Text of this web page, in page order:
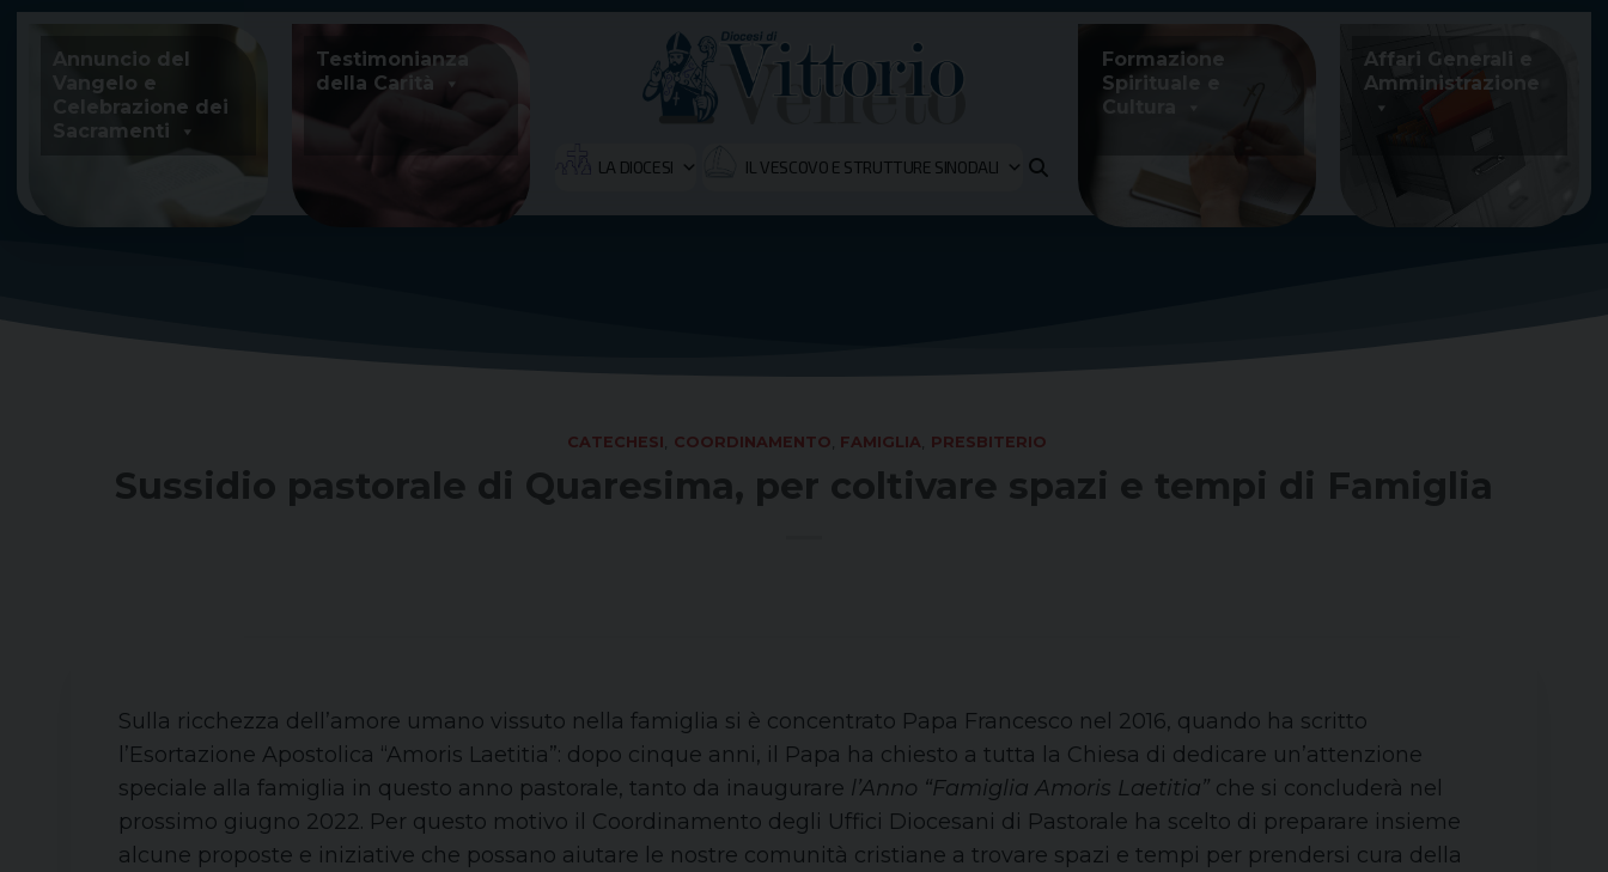
Skip
content
Annuncio del
Vangelo e
Celebrazione dei
Sacramenti
Testimonianza
della Carità
LA DIOCESI IL VESCOVO E STRUTTURE SINODALI
Formazione
Spirituale e
Cultura
Affari Generali e
Amministrazione
CATECHESI COORDINAMENTO FAMIGLIA PRESBITERIO
Sussidio pastorale di Quaresima, per coltivare spazi e tempi di Famiglia
Sulla ricchezza dell’amore umano vissuto nella famiglia si è concentrato Papa Francesco nel 2016, quando ha scritto
l’Esortazione Apostolica “Amoris Laetitia”: dopo cinque anni, il Papa ha chiesto a tutta la Chiesa di dedicare un’attenzione
speciale alla famiglia in questo anno pastorale, tanto da inaugurare l’Anno “Famiglia Amoris Laetitia” che si concluderà nel
prossimo giugno 2022. Per questo motivo il Coordinamento degli Uffici Diocesani di Pastorale ha scelto di preparare insieme
alcune proposte e iniziative che possano aiutare le nostre comunità cristiane a trovare spazi e tempi per prendersi cura della